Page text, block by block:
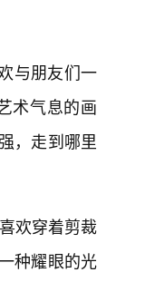
与朋友们一
术气息的画
，走到哪里
欢穿着剪裁
种耀眼的光